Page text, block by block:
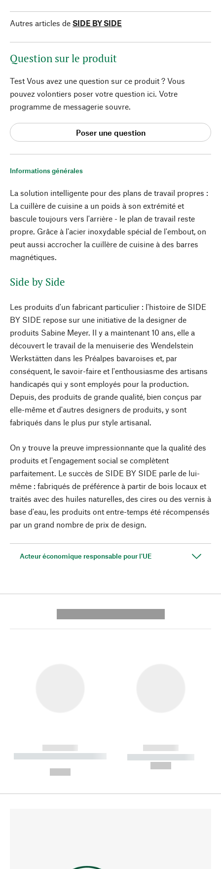
Informations générales
La solution intelligente pour des plans de travail propres :
La cuillère de cuisine a un poids à son extrémité et
bascule toujours vers l'arrière - le plan de travail reste
propre. Grâce à l'acier inoxydable spécial de l'embout, on
peut aussi accrocher la cuillère de cuisine à des barres
magnétiques.
Side by Side
Les produits d'un fabricant particulier : l'histoire de SIDE
BY SIDE repose sur une initiative de la designer de
produits Sabine Meyer. Il y a maintenant 10 ans, elle a
découvert le travail de la menuiserie des Wendelstein
Werkstätten dans les Préalpes bavaroises et, par
conséquent, le savoir-faire et l'enthousiasme des artisans
handicapés qui y sont employés pour la production.
Depuis, des produits de grande qualité, bien conçus par
elle-même et d'autres designers de produits, y sont
fabriqués dans le plus pur style artisanal.
On y trouve la preuve impressionnante que la qualité des
produits et l'engagement social se complètent
parfaitement. Le succès de SIDE BY SIDE parle de lui-
même : fabriqués de préférence à partir de bois locaux et
traités avec des huiles naturelles, des cires ou des vernis à
base d'eau, les produits ont entre-temps été récompensés
par un grand nombre de prix de design.
Acteur économique responsable pour l'UE
Autres articles de SIDE BY SIDE
Question sur le produit
Test Vous avez une question sur ce produit ? Vous
pouvez volontiers poser votre question ici. Votre
programme de messagerie souvre.
Poser une question
------------
----------- ----------- --------
------------
----------- -----------